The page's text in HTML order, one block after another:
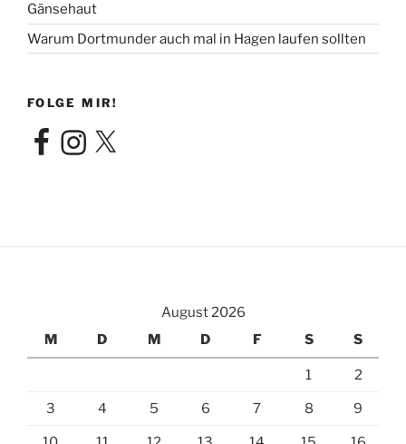
Gänsehaut
Warum Dortmunder auch mal in Hagen laufen sollten
FOLGE MIR!
FacebookInstagram
X
August 2026
M
D M D F S S
1 2
3 4 5 6 7 8 9